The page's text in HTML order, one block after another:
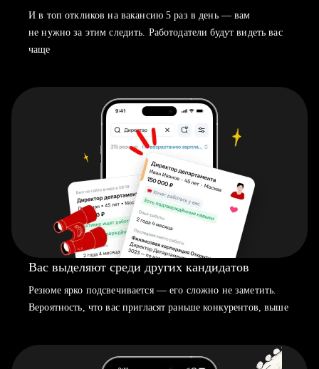
И в топ откликов на вакансию 5 раз в день — вам
не нужно за этим следить. Работодатели будут видеть вас
чаще
Вас выделяют среди других кандидатов
Резюме ярко подсвечивается — его сложно не заметить.
Вероятность, что вас пригласят раньше конкурентов, выше